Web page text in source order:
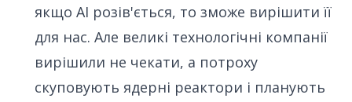
якщо AI розів'ється, то зможе вирішити її
для нас. Але великі технологічні компанії
вирішили не чекати, а потроху
скуповують ядерні реактори і планують